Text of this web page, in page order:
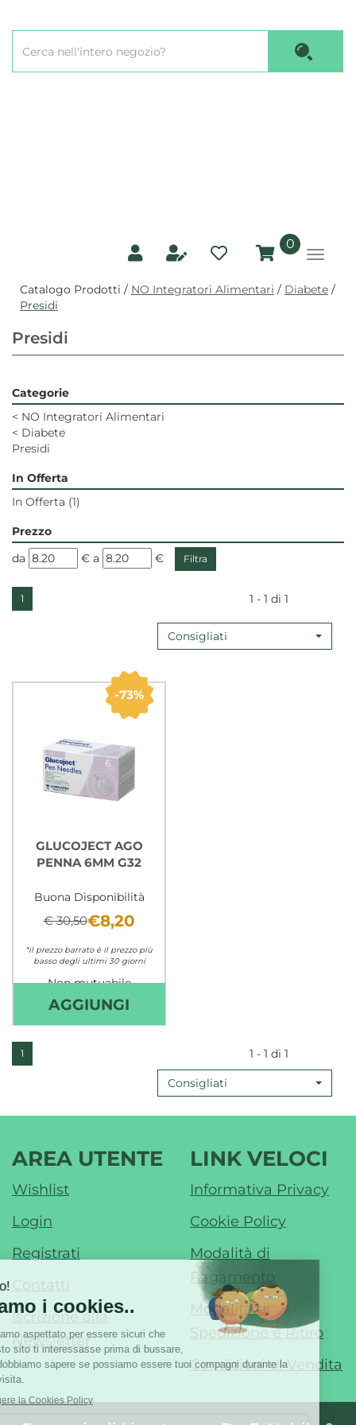
principale
Prodotto
0prodotti
inseriti
Catalogo Prodotti / NO Integratori Alimentari / Diabete /
Presidi
Presidi
Categorie
< NO Integratori Alimentari
< Diabete
Presidi
In Offerta
In Offerta (1)
Prezzo
filtra
da € filtra
a €
1 1 - 1 di 1
Consigliati
GLUCOJECT AGO
PENNA 6MM G32
Buona Disponibilità
73%
€ 30,50€8,20
*il prezzo barrato è il prezzo più
basso degli ultimi 30 giorni
Non mutuabile
AGGIUNGI
AGO
6MM
G32 AL
1 1 - 1 di 1
Consigliati
AREA UTENTE
Wishlist
Login
Registrati
Contatti
Iscrizione alla
Newsletter
LINK VELOCI
Informativa Privacy
Cookie Policy
Modalità di
Pagamento
Modalità di
Spedizione e Ritiro
Condizioni di Vendita